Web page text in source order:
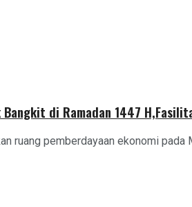
di Ramadan 1447
ruang pemberdayaan ekonomi pada